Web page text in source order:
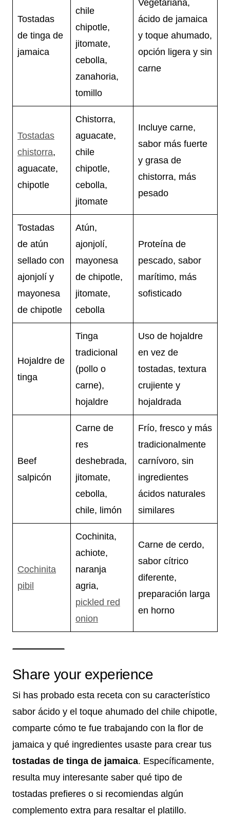
Tostadas
de tinga de
jamaica
chile
chipotle,
jitomate,
cebolla,
zanahoria,
tomillo
Vegetariana,
ácido de jamaica
y toque ahumado,
opción ligera y sin
carne
Tostadas
chistorra,
aguacate,
chipotle
Chistorra,
aguacate,
chile
chipotle,
cebolla,
jitomate
Incluye carne,
sabor más fuerte
y grasa de
chistorra, más
pesado
Tostadas
de atún
sellado con
ajonjolí y
mayonesa
de chipotle
Atún,
ajonjolí,
mayonesa
de chipotle,
jitomate,
cebolla
Proteína de
pescado, sabor
marítimo, más
sofisticado
Hojaldre de
tinga
Tinga
tradicional
(pollo o
carne),
hojaldre
Uso de hojaldre
en vez de
tostadas, textura
crujiente y
hojaldrada
Beef
salpicón
Carne de
res
deshebrada,
jitomate,
cebolla,
chile, limón
Frío, fresco y más
tradicionalmente
carnívoro, sin
ingredientes
ácidos naturales
similares
Cochinita
pibil
Cochinita,
achiote,
naranja
agria,
pickled red
onion
Carne de cerdo,
sabor cítrico
diferente,
preparación larga
en horno
Share your experience
Si has probado esta receta con su característico
sabor ácido y el toque ahumado del chile chipotle,
comparte cómo te fue trabajando con la flor de
jamaica y qué ingredientes usaste para crear tus
tostadas de tinga de jamaica. Específicamente,
resulta muy interesante saber qué tipo de
tostadas prefieres o si recomiendas algún
complemento extra para resaltar el platillo.